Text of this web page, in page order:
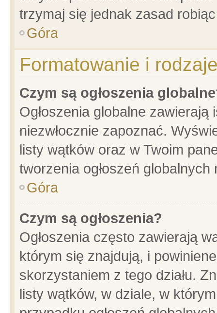
trzymaj się jednak zasad
Góra
Formatowanie i
Czym są ogłoszenia
Ogłoszenia globalne
niezwłocznie zapoznać.
listy wątków oraz w Twoim
tworzenia ogłoszeń
Góra
Czym są ogłoszenia?
Ogłoszenia często zawierają
którym się znajdują, i
skorzystaniem z tego działu.
listy wątków, w dziale, w